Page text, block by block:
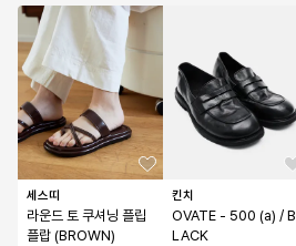
세스띠
라운드 토 쿠셔닝 플립
플랍 (BROWN)
킨치
OVATE - 500 (a) / B
LACK